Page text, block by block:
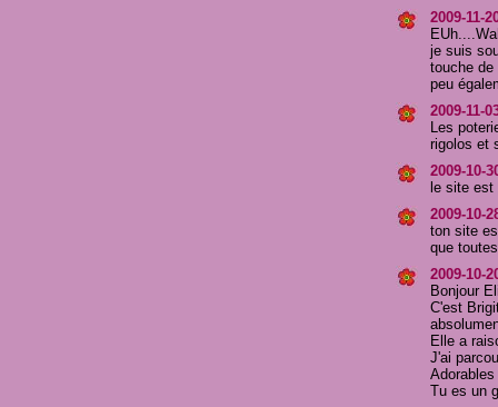
2009-11-
je suis
touche
peu
2009-11-
Les
rigolos et
2009-10-
le site
2009-10-
ton site
que
2009-10-
Bonjour
C'est
Elle a
J'ai
Tu es un